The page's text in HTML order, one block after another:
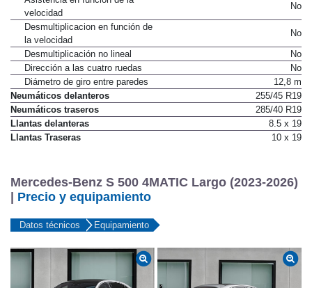
velocidad
No
Desmultiplicacion en función de
la velocidad
No
Desmultiplicación no lineal
No
Dirección a las cuatro ruedas
No
Diámetro de giro entre paredes
12,8 m
Neumáticos delanteros
255/45 R19
Neumáticos traseros
285/40 R19
Llantas delanteras
8.5 x 19
Llantas Traseras
10 x 19
Mercedes-Benz S 500 4MATIC Largo (2023-2026)
Precio y equipamiento
Datos técnicos Equipamiento